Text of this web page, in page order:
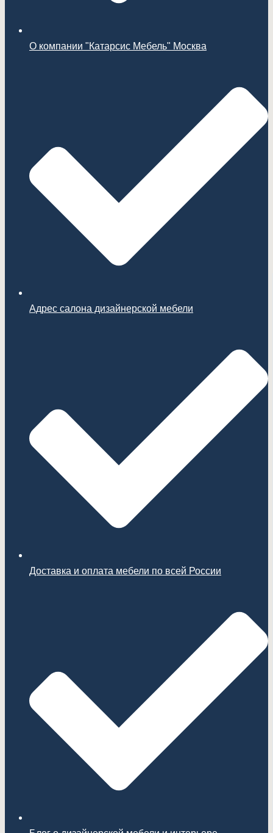
О компании "Катарсис Мебель" Москва
Адрес салона дизайнерской мебели
Доставка и оплата мебели по всей России